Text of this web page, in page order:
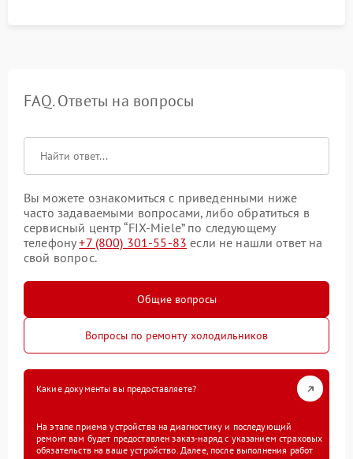
FAQ. Ответы на вопросы
Вы можете ознакомиться с приведенными ниже
часто задаваемыми вопросами, либо обратиться в
сервисный центр “FIX-Miele” по следующему
телефону+7 (800) 301-55-83 если не нашли ответ на
свой вопрос.
Общие вопросы
Вопросы по ремонту холодильников
Какие документы вы предоставляете?
На этапе приема устройства на диагностику и последующий
ремонт вам будет предоставлен заказ-наряд с указанием страховых
обязательств на ваше устройство. Далее, после выполнения работ